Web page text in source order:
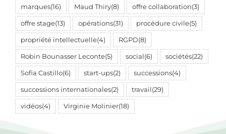
marques(16) Maud Thiry(8) offre collaboration(3)
offre stage(13) opérations(31) procédure civile(5)
propriété intellectuelle(4) RGPD(8)
Robin Bounasser Leconte(5) social(6) sociétés(22)
Sofia Castillo(6) start-ups(2) successions(4)
successions internationales(2) travail(29)
vidéos(4) Virginie Molinier(18)